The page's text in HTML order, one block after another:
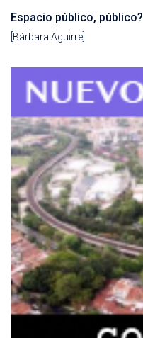
Espacio público, público?
[Bárbara Aguirre]